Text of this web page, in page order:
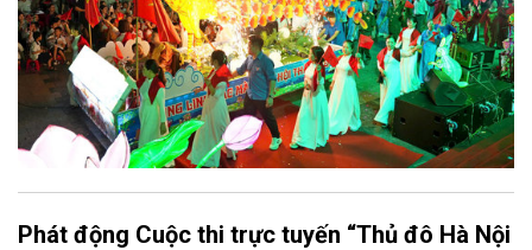
Phát động Cuộc thi trực tuyến “Thủ đô Hà Nội